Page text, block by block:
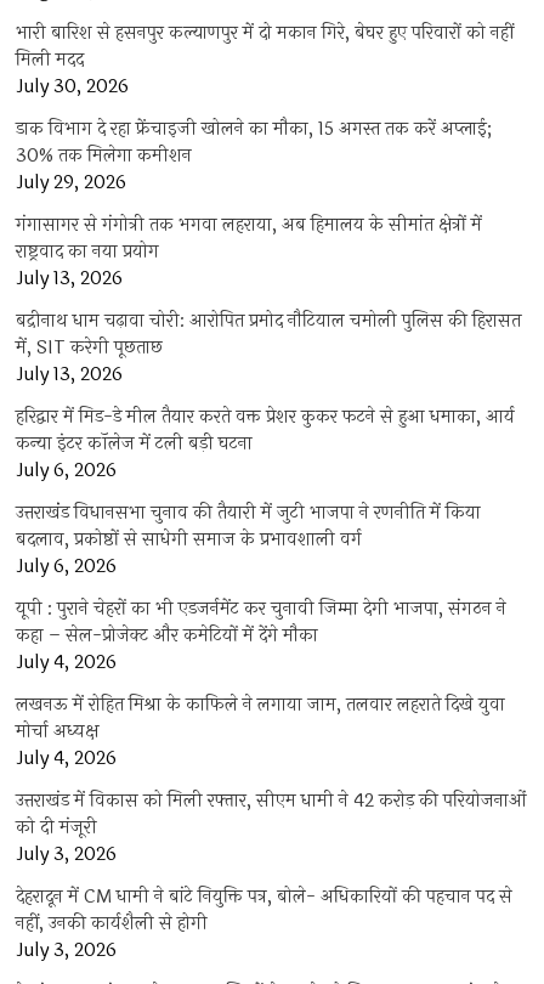
भारी बारिश से हसनपुर कल्याणपुर में दो मकान गिरे, बेघर हुए परिवारों को नहीं
मिली मदद
July 30, 2026
डाक विभाग दे रहा फ्रेंचाइजी खोलने का मौका, 15 अगस्त तक करें अप्लाई;
30% तक मिलेगा कमीशन
July 29, 2026
गंगासागर से गंगोत्री तक भगवा लहराया, अब हिमालय के सीमांत क्षेत्रों में
राष्ट्रवाद का नया प्रयोग
July 13, 2026
बद्रीनाथ धाम चढ़ावा चोरी: आरोपित प्रमोद नौटियाल चमोली पुलिस की हिरासत
में, SIT करेगी पूछताछ
July 13, 2026
हरिद्वार में मिड-डे मील तैयार करते वक्त प्रेशर कुकर फटने से हुआ धमाका, आर्य
कन्या इंटर कॉलेज में टली बड़ी घटना
July 6, 2026
उत्तराखंंड विधानसभा चुनाव की तैयारी में जुटी भाजपा ने रणनीति में किया
बदलाव, प्रकोष्ठों से साधेगी समाज के प्रभावशाली वर्ग
July 6, 2026
यूपी : पुराने चेहरों का भी एडजर्नमेंट कर चुनावी जिम्मा देगी भाजपा, संगठन ने
कहा – सेल-प्रोजेक्ट और कमेटियों में देंगे मौका
July 4, 2026
लखनऊ में रोहित मिश्रा के काफिले ने लगाया जाम, तलवार लहराते दिखे युवा
मोर्चा अध्यक्ष
July 4, 2026
उत्तराखंड में विकास को मिली रफ्तार, सीएम धामी ने 42 करोड़ की परियोजनाओं
को दी मंजूरी
July 3, 2026
देहरादून में CM धामी ने बांटे नियुक्ति पत्र, बोले- अधिकारियों की पहचान पद से
नहीं, उनकी कार्यशैली से होगी
July 3, 2026